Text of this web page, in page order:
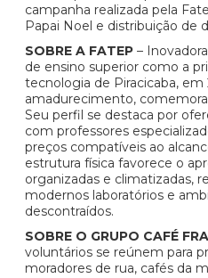
campanha realizada pela
Papai Noel e distribuição de
SOBRE A FATEP –
de ensino superior como a
tecnologia de Piracicaba,
amadurecimento,
Seu perfil se destaca por
com professores
preços compatíveis ao
estrutura física favorece o
organizadas e climatizadas,
modernos laboratórios e
descontraídos.
SOBRE O GRUPO CAFÉ
voluntários se reúnem para
moradores de rua, cafés da